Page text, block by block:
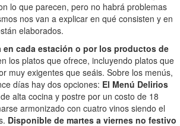
lo que parecen, pero no habrá problemas
nos van a explicar en qué consisten y en
elaborados.
en cada estación o por los productos de
los platos que ofrece, incluyendo platos que
muy exigentes que seáis. Sobre los menús,
días hay dos opciones: El Menú Delirios
alta cocina y postre por un costo de 18
armonizado con cuatro vinos siendo el
Disponible de martes a viernes no festivo